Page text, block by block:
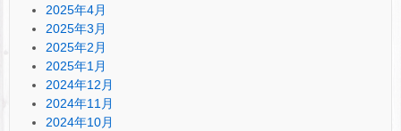
2025年4月
2025年3月
2025年2月
2025年1月
2024年12月
2024年11月
2024年10月